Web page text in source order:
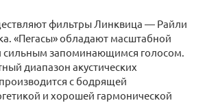
фильтры Линквица — Райли
«Пегасы» обладают масштабной
сильным запоминающимся голосом.
диапазон акустических
с бодрящей
и хорошей гармонической